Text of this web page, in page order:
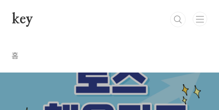
key
홈